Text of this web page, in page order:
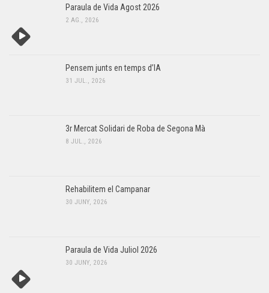
Paraula de Vida Agost 2026
2 AG., 2026
Pensem junts en temps d’IA
31 JUL., 2026
3r Mercat Solidari de Roba de Segona Mà
8 JUL., 2026
Rehabilitem el Campanar
30 JUNY, 2026
Paraula de Vida Juliol 2026
30 JUNY, 2026